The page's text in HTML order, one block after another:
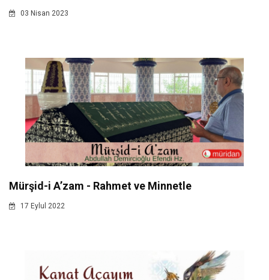
03 Nisan 2023
Mürşid-i A’zam - Rahmet ve Minnetle
17 Eylul 2022